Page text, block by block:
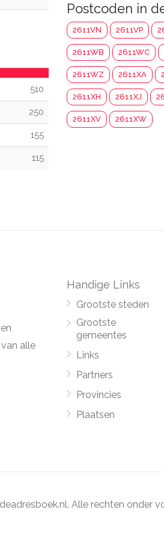
510
250
155
115
Postcoden in
2611VN 2611VP
2611WB 2611WC
2611WZ 2611XA
2611XH 2611XJ
2611XV 2611XW
alle
Handige Links
Grootste steden
Grootste
gemeentes
Links
Partners
Provincies
Plaatsen
Alle rechten onder